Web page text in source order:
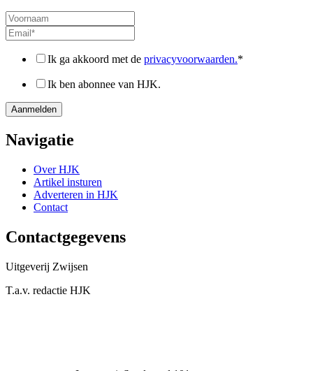
Ik ga akkoord met de privacyvoorwaarden.*
Ik ben abonnee van HJK.
Navigatie
Over HJK
Artikel insturen
Adverteren in HJK
Contact
Contactgegevens
Uitgeverij Zwijsen
T.a.v. redactie HJK